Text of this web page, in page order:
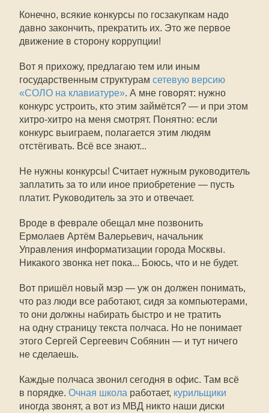
Конечно, всякие конкурсы по госзакупкам надо
давно закончить, прекратить их. Это же первое
движение в сторону коррупции!
Вот я прихожу, предлагаю тем или иным
государственным структурам сетевую версию
«СОЛО на клавиатуре». А мне говорят: нужно
конкурс устроить, кто этим займётся? — и при этом
хитро-хитро на меня смотрят. Понятно: если
конкурс выиграем, полагается этим людям
отстёгивать. Всё все знают...
Не нужны конкурсы! Считает нужным руководитель
заплатить за то или иное приобретение — пусть
платит. Руководитель за это и отвечает.
Вроде в феврале обещал мне позвонить
Ермолаев Артём Валерьевич, начальник
Управления информатизации города Москвы.
Никакого звонка нет пока... Боюсь, что и не будет.
Вот пришёл новый мэр — уж он должен понимать,
что раз люди все работают, сидя за компьютерами,
то они должны набирать быстро и не тратить
на одну страницу текста полчаса. Но не понимает
этого Сергей Сергеевич Собянин — и тут ничего
не сделаешь.
Каждые полчаса звонил сегодня в офис. Там всё
в порядке. Очная школа работает, курильщики
иногда звонят, а вот из МВД никто наши диски